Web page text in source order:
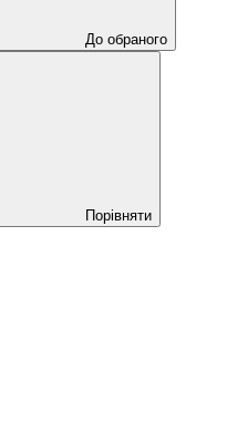
До обраного
Порівняти